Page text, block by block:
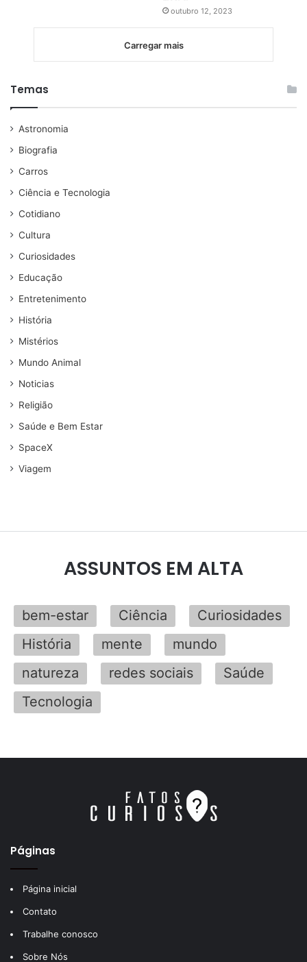
outubro 12, 2023
Carregar mais
Temas
Astronomia
Biografia
Carros
Ciência e Tecnologia
Cotidiano
Cultura
Curiosidades
Educação
Entretenimento
História
Mistérios
Mundo Animal
Noticias
Religião
Saúde e Bem Estar
SpaceX
Viagem
ASSUNTOS EM ALTA
bem-estar Ciência
Curiosidades
História
mente
mundo
natureza
redes sociais
Saúde
Tecnologia
Páginas
Página inicial
Contato
Trabalhe conosco
Sobre Nós